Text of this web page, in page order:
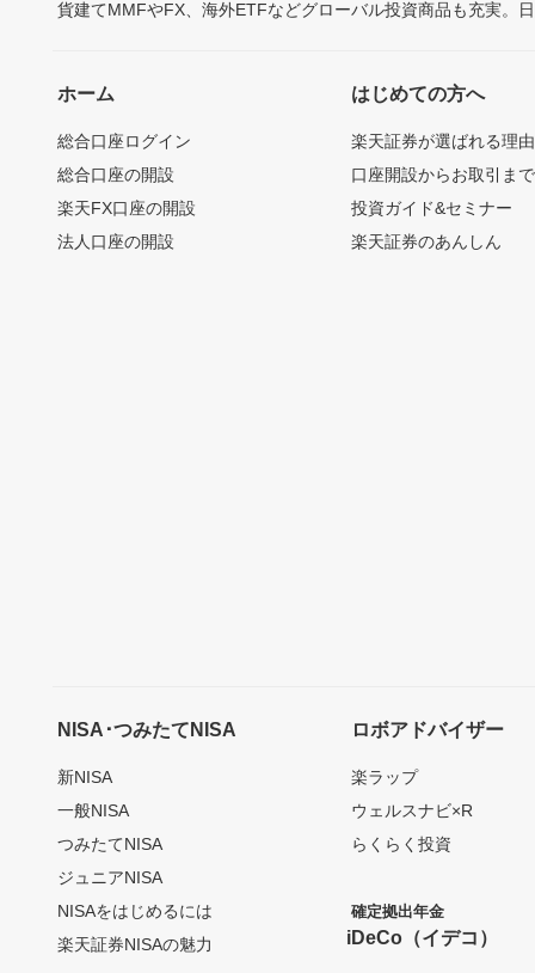
貨建てMMFやFX、海外ETFなどグローバル投資商品も充実。
ホーム
総合口座ログイン
総合口座の開設
楽天FX口座の開設
法人口座の開設
はじめての方へ
楽天証券が選ばれる理由
口座開設からお取引ま
投資ガイド&セミナー
楽天証券のあんしん
NISA･つみたてNISA
新NISA
一般NISA
つみたてNISA
ジュニアNISA
NISAをはじめるには
楽天証券NISAの魅力
ロボアドバイザー
楽ラップ
ウェルスナビ×R
らくらく投資
確定拠出年金
iDeCo（イデコ）